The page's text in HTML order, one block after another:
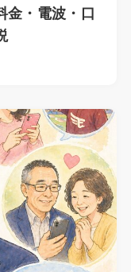
金・電波・口